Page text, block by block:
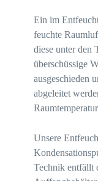
Ein im
feuchte
diese unter den
überschüssige
ausgeschieden
abgeleitet
Unsere
Technik entfällt